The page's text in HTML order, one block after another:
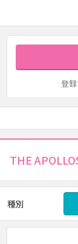
登
THE
種別